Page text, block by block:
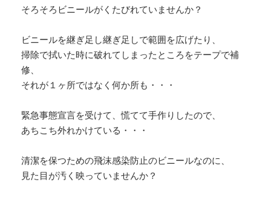
そろそろビニールがくたびれていませんか？
ビニールを継ぎ足し継ぎ足しで範囲を広げたり、
掃除で拭いた時に破れてしまったところをテープで補
修、
それが１ヶ所ではなく何か所も・・・
緊急事態宣言を受けて、慌てて手作りしたので、
あちこち外れかけている・・・
清潔を保つための飛沫感染防止のビニールなのに、
見た目が汚く映っていませんか？